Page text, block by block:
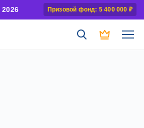
2026 Призовой фонд: 5 400 000 ₽